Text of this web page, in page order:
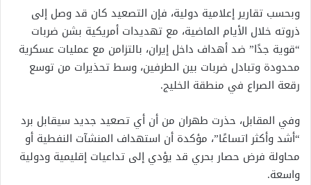
وبحسب تقارير إعلامية دولية، فإن التصعيد كان قد وصل إلى
ذروته خلال الأيام الماضية، مع تهديدات أمريكية بشن ضربات
“قوية جدًا” ضد أهداف داخل إيران، بالتزامن مع عمليات عسكرية
محدودة وتبادل ضربات بين الطرفين، وسط تحذيرات من توسع
رقعة الصراع في منطقة الخليج.
وفي المقابل، حذرت طهران من أن أي تصعيد جديد سيقابل برد
“أشد وأكثر اتساعًا”، مؤكدة أن استهداف المنشآت النفطية أو
محاولة فرض حصار بحري قد يؤدي إلى تداعيات إقليمية ودولية
واسعة.